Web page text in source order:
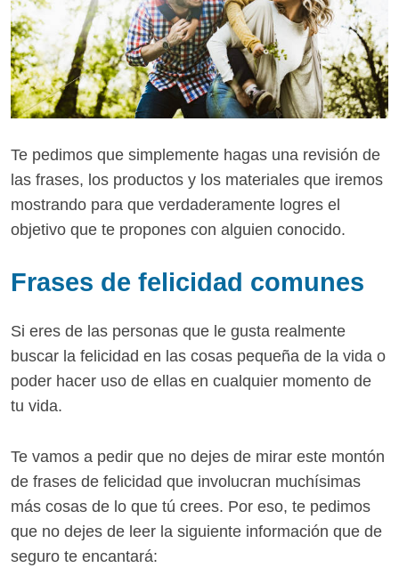
Te pedimos que simplemente hagas una revisión de
las frases, los productos y los materiales que iremos
mostrando para que verdaderamente logres el
objetivo que te propones con alguien conocido.
Frases de felicidad comunes
Si eres de las personas que le gusta realmente
buscar la felicidad en las cosas pequeña de la vida o
poder hacer uso de ellas en cualquier momento de
tu vida.
Te vamos a pedir que no dejes de mirar este montón
de frases de felicidad que involucran muchísimas
más cosas de lo que tú crees. Por eso, te pedimos
que no dejes de leer la siguiente información que de
seguro te encantará: